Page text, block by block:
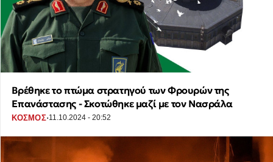
Βρέθηκε το πτώμα στρατηγού των Φρουρών της
Επανάστασης - Σκοτώθηκε μαζί με τον Νασράλα
ΚΟΣΜΟΣ·11.10.2024 - 20:52